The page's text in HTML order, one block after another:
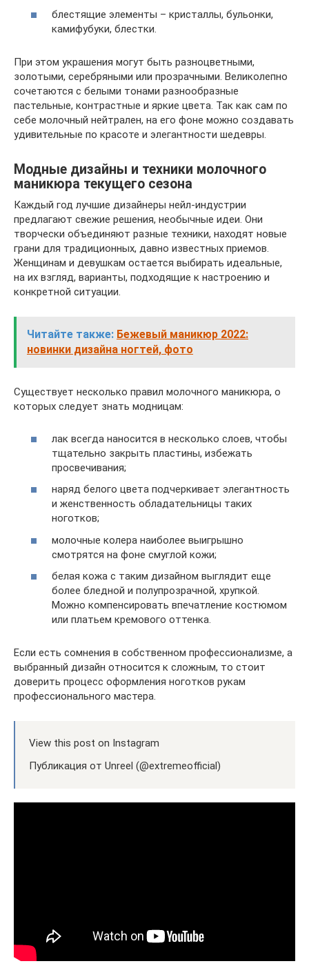
блестящие элементы – кристаллы, бульонки,
камифубуки, блестки.
При этом украшения могут быть разноцветными,
золотыми, серебряными или прозрачными. Великолепно
сочетаются с белыми тонами разнообразные
пастельные, контрастные и яркие цвета. Так как сам по
себе молочный нейтрален, на его фоне можно создавать
удивительные по красоте и элегантности шедевры.
Модные дизайны и техники молочного
маникюра текущего сезона
Каждый год лучшие дизайнеры нейл-индустрии
предлагают свежие решения, необычные идеи. Они
творчески объединяют разные техники, находят новые
грани для традиционных, давно известных приемов.
Женщинам и девушкам остается выбирать идеальные,
на их взгляд, варианты, подходящие к настроению и
конкретной ситуации.
Читайте также: Бежевый маникюр 2022:
новинки дизайна ногтей, фото
Существует несколько правил молочного маникюра, о
которых следует знать модницам:
лак всегда наносится в несколько слоев, чтобы
тщательно закрыть пластины, избежать
просвечивания;
наряд белого цвета подчеркивает элегантность
и женственность обладательницы таких
ноготков;
молочные колера наиболее выигрышно
смотрятся на фоне смуглой кожи;
белая кожа с таким дизайном выглядит еще
более бледной и полупрозрачной, хрупкой.
Можно компенсировать впечатление костюмом
или платьем кремового оттенка.
Если есть сомнения в собственном профессионализме, а
выбранный дизайн относится к сложным, то стоит
доверить процесс оформления ноготков рукам
профессионального мастера.
View this post on Instagram
Публикация от Unreel (@extremeofficial)